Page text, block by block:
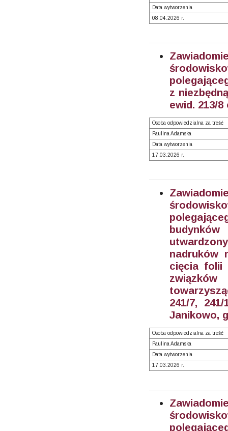
Data wytworzenia
08.04.2026 r.
z
ewid. 213/
Osoba odpowiedzialna za treść
Paulina Adamska
Data wytworzenia
17.03.2026 r.
nadruków
cięcia folii
związków
241/7,
Janikowo,
Osoba odpowiedzialna za treść
Paulina Adamska
Data wytworzenia
17.03.2026 r.